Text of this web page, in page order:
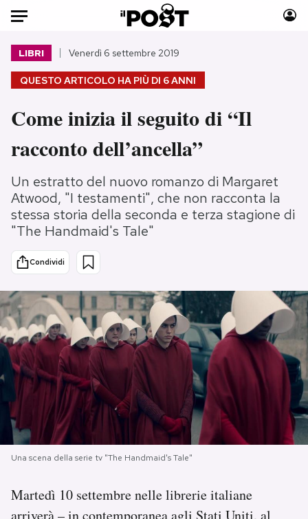
Auto
HOME
Italia
Politica
Internet
Scienza
Cultura
Economia
Sport
Moda
Consumismi
Storie/Idee
Ok Boomer!
Media
PODCAST
NEWSLETTER
I MIEI PREFERITI
CALENDARIO
QUESTO ARTICOLO HA PIÙ DI 6 ANNI
LIBRI Venerdì 6 settembre 2019
Come inizia il seguito di “Il
racconto dell’ancella”
Un estratto del nuovo romanzo di Margaret
Atwood, "I testamenti", che non racconta la
stessa storia della seconda e terza stagione di
"The Handmaid's Tale"
Condividi
Una scena della serie tv "The Handmaid's Tale"
Martedì 10 settembre nelle librerie italiane
arriverà – in contemporanea agli Stati Uniti, al